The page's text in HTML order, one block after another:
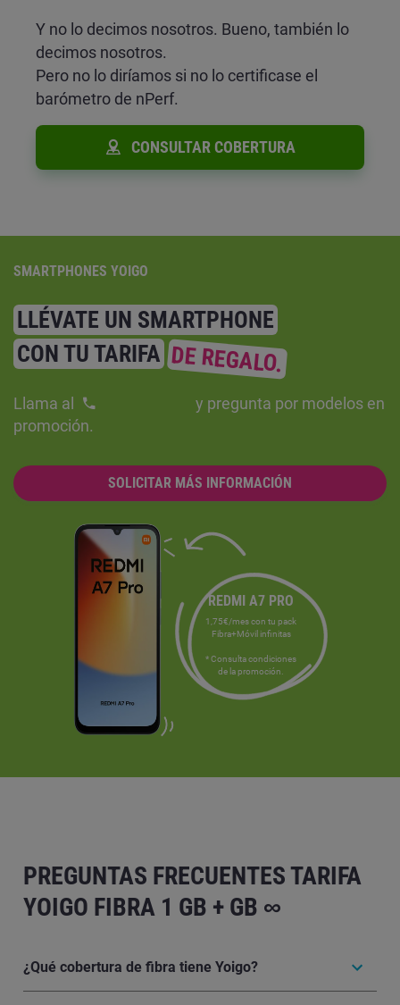
Y no lo decimos nosotros. Bueno, también lo
decimos nosotros.
Pero no lo diríamos si no lo certificase el
barómetro de nPerf.
CONSULTAR COBERTURA
SMARTPHONES YOIGO
LLÉVATE UN SMARTPHONE
CON TU TARIFA DE REGALO.
Llama al
y pregunta por modelos en
promoción.
SOLICITAR MÁS INFORMACIÓN
REDMI A7 PRO
1,75€/mes con tu pack
Fibra+Móvil infinitas
* Consulta condiciones
de la promoción.
PREGUNTAS FRECUENTES TARIFA
YOIGO FIBRA 1 GB + GB ∞
¿Qué cobertura de fibra tiene Yoigo?